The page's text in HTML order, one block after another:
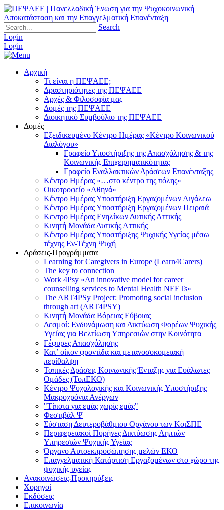
Search
Login
Login
Αρχική
Τί είναι η ΠΕΨΑΕΕ;
Δραστηριότητες της ΠΕΨΑΕΕ
Αρχές & Φιλοσοφία μας
Δομές της ΠΕΨΑΕΕ
Διοικητικό Συμβούλιο της ΠΕΨΑΕΕ
Δομές
Εξειδικευμένο Κέντρο Ημέρας «Κέντρο Κοινωνικού
Διαλόγου»
Γραφείο Υποστήριξης της Απασχόλησης & της
Κοινωνικής Επιχειρηματικότητας
Γραφείο Εναλλακτικών Δράσεων Επανένταξης
Κέντρο Ημέρας «…στο κέντρο της πόλης»
Οικοτροφείο «Αθηνά»
Κέντρο Ημέρας Υποστήριξη Eργαζομένων Αιγάλεω
Κέντρο Ημέρας Υποστήριξη Eργαζομένων Πειραιά
Κεντρο Ημέρας Ενηλίκων Δυτικής Αττικής
Κινητή Μονάδα Δυτικής Αττικής
Κέντρο Ημέρας Υποστήριξης Ψυχικής Υγείας μέσω
τέχνης Εν-Τέχνη Ψυχή
Δράσεις-Προγράμματα
Learning for Caregivers in Europe (Learn4Carers)
Τhe key to connection
Work 4Psy «An innovative model for career
counselling services to Mental Health NEETs»
The ART4PSy Project: Promoting social inclusion
through art (ART4PSY)
Κινητή Μονάδα Βόρειας Εύβοιας
Δεσμοί: Ενδυνάμωση και Δικτύωση Φορέων Ψυχικής
Υγείας για Βελτίωση Υπηρεσιών στην Κοινότητα
Γέφυρες Απασχόλησης
Κατ’ οίκον φροντίδα και μετανοσοκομειακή
περίθαλψη
Τοπικές Δράσεις Κοινωνικής Ένταξης για Ευάλωτες
Ομάδες (ΤοπΕΚΟ)
Κέντρο Ψυχολογικής και Κοινωνικής Υποστήριξης
Μακροχρόνια Ανέργων
"Τίποτα για εμάς χωρίς εμάς"
Φεστιβάλ Ψ
Σύσταση Δευτεροβάθμιου Οργάνου των ΚοιΣΠΕ
Περιφερειακοί Πυρήνες Δικτύωσης Ληπτών
Υπηρεσιών Ψυχικής Υγείας
Όργανο Αυτοεκπροσώπησης μελών ΕΚΟ
Επαγγελματική Κατάρτιση Εργαζομένων στο χώρο της
ψυχικής υγείας
Ανακοινώσεις-Προκηρύξεις
Χορηγοί
Εκδόσεις
Επικοινωνία